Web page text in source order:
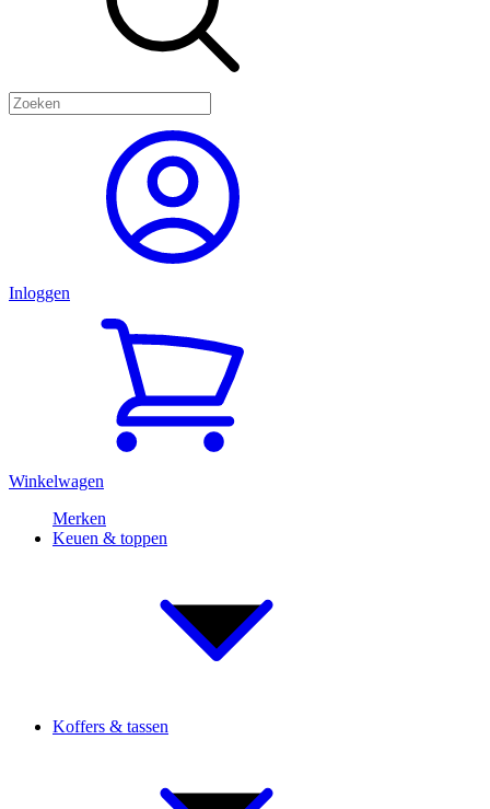
Inloggen
Winkelwagen
Merken
Keuen & toppen
Koffers & tassen